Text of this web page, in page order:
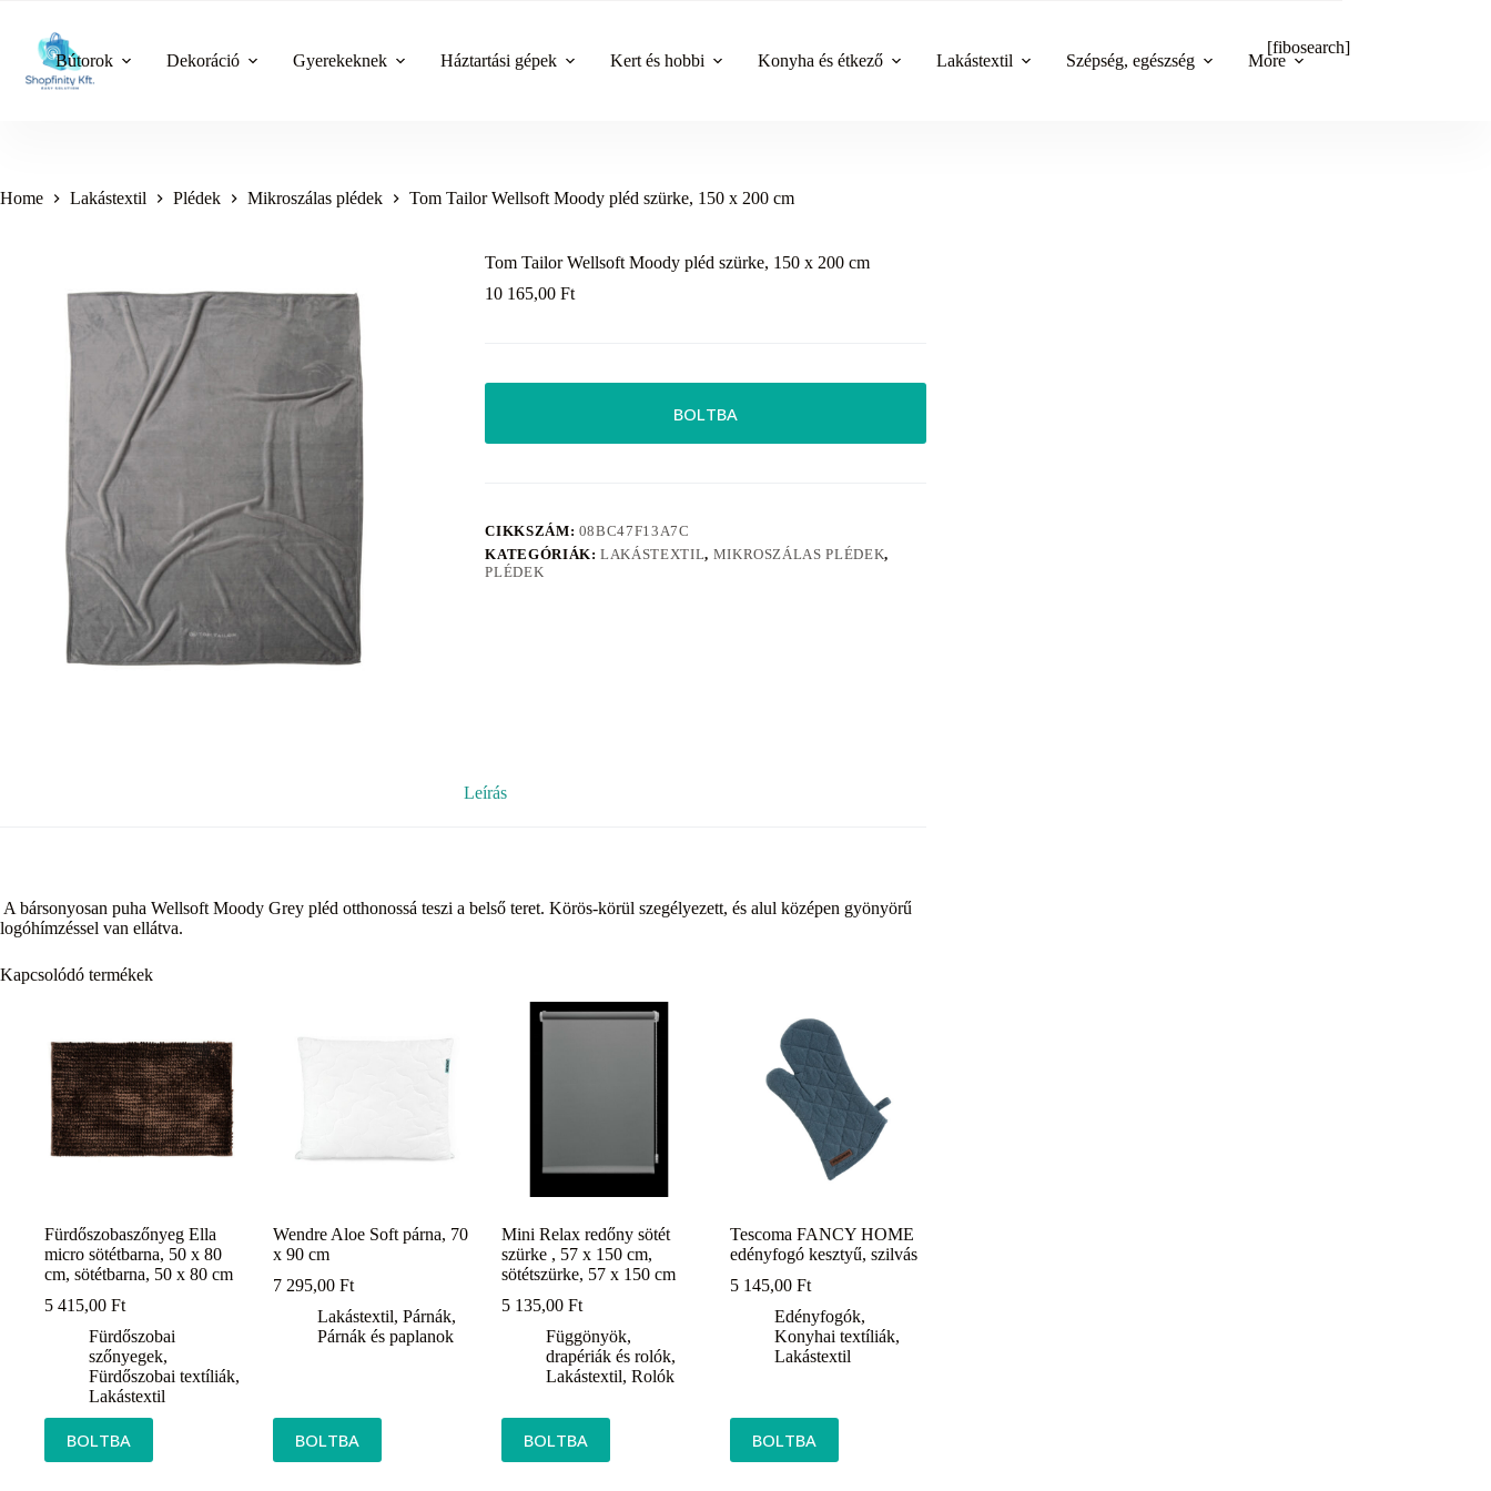
content
Bútorok Dekoráció Gyerekeknek Háztartási gépek Kert és hobbi Konyha és étkező Lakástextil Szépség, egészség More
[fibosearch]
Home Lakástextil Plédek Mikroszálas plédek Tom Tailor Wellsoft Moody pléd szürke, 150 x 200 cm
Tom Tailor Wellsoft Moody pléd szürke, 150 x 200 cm
10 165,00Ft
BOLTBA
CIKKSZÁM: 08BC47F13A7C
KATEGÓRIÁK:LAKÁSTEXTIL, MIKROSZÁLAS PLÉDEK,
PLÉDEK
Leírás
A bársonyosan puha Wellsoft Moody Grey pléd otthonossá teszi a belső teret. Körös-körül szegélyezett, és alul középen gyönyörű
logóhímzéssel van ellátva.
Kapcsolódó termékek
Fürdőszobaszőnyeg Ella
micro sötétbarna, 50 x 80
cm, sötétbarna, 50 x 80 cm
5 415,00 Ft
Fürdőszobai
szőnyegek,
Fürdőszobai textíliák,
Lakástextil
BOLTBA
Wendre Aloe Soft párna, 70
x 90 cm
7 295,00Ft
Lakástextil,Párnák,
Párnák és paplanok
BOLTBA
Mini Relax redőny sötét
szürke , 57 x 150 cm,
sötétszürke, 57 x 150 cm
5 135,00Ft
Függönyök,
drapériák és rolók,
Lakástextil,Rolók
BOLTBA
Tescoma FANCY HOME
edényfogó kesztyű, szilvás
5 145,00Ft
Edényfogók,
Konyhai textíliák,
Lakástextil
BOLTBA